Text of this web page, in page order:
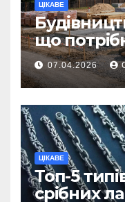
ЦІКАВЕ
що
першої
ділянку
07.04.2026
ЦІКАВЕ
Топ-5
срібних